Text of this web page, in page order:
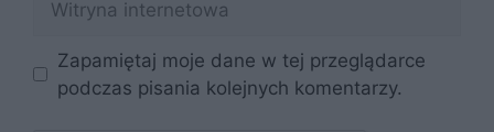
internetowa
Zapamiętaj moje dane w tej przeglądarce
podczas pisania kolejnych komentarzy.